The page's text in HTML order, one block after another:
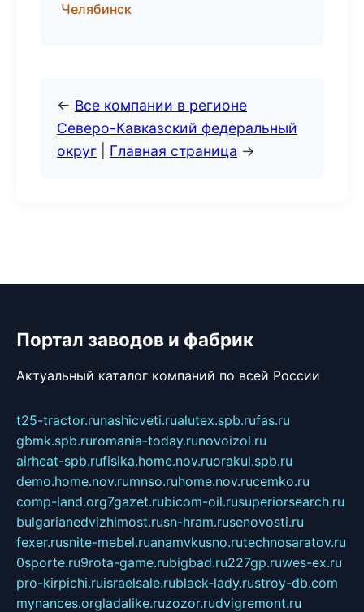
Челябинск
← Все компании в регионе
Северо-Кавказский федеральный
округ
Главная страница →
Портал заводов и фабрик
Актуальный каталог компаний по всей России
t25-tractor.runashicveti.rualutex.spb.rufas.ru
gbmk.spb.ruromania-today.runovoizol.ru
airheat-spb.rufisika.home.nov.ruorakul.spb.ru
demo.home.nov.rumnso.ruhome.nov.rucemko.ru
comp-land.org7gazet.rubicom-oil.rusuperiorsearch.ru
bulgarianedvizhimost.rusn-hram.rusenovosti.ru
fexer.rusnite-mebel.ruanamvkusno.rutechnosaratov.ru
0sporte.ru9rota-game.rubigbad.ru227gp.ruwes-ex.ru
pro-kirpichi.ruisraelsale.rublack-lady.rustroy-db.com
mynances.orgladalike.ruzozor.rudvigremont.ru